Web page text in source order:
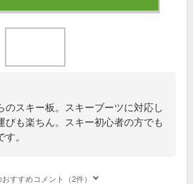
のスキー板。スキーブーツに対応し
びも楽ちん。スキー初心者の方でも
。
すすめコメント（2件）